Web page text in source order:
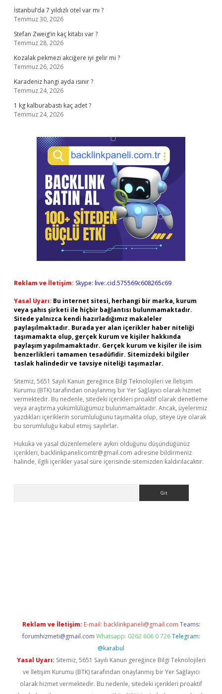
İstanbul’da 7 yıldızlı otel var mı ?
Temmuz 30, 2026
Stefan Zweig’in kaç kitabı var ?
Temmuz 28, 2026
Kozalak pekmezi akciğere iyi gelir mi ?
Temmuz 26, 2026
Karadeniz hangi ayda ısınır ?
Temmuz 24, 2026
1 kg kalburabastı kaç adet ?
Temmuz 24, 2026
Reklam ve İletişim: Skype: live:.cid.575569c608265c69
Yasal Uyarı: Bu internet sitesi, herhangi bir marka, kurum
veya şahıs şirketi ile hiçbir bağlantısı bulunmamaktadır.
Sitede yalnızca kendi hazırladığımız makaleler
paylaşılmaktadır. Burada yer alan içerikler haber niteliği
taşımamakta olup, gerçek kurum ve kişiler hakkında
paylaşım yapılmamaktadır. Gerçek kurum ve kişiler ile isim
benzerlikleri tamamen tesadüfidir. Sitemizdeki bilgiler
taslak halindedir ve tavsiye niteliği taşımazlar.
Sitemiz, 5651 Sayılı Kanun gereğince Bilgi Teknolojileri ve İletişim
Kurumu (BTK) tarafından onaylanmış bir Yer Sağlayıcı olarak hizmet
vermektedir. Bu nedenle, sitedeki içerikleri proaktif olarak denetleme
veya araştırma yükümlülüğümüz bulunmamaktadır. Ancak, üyelerimiz
yazdıkları içeriklerin sorumluluğunu taşımakta olup, siteye üye olarak
bu sorumluluğu kabul etmiş sayılırlar.
Hukuka ve yasal düzenlemelere aykırı olduğunu düşündüğünüz
içerikleri, backlinkpanelicomtr@gmail.com adresine bildirmeniz
halinde, ilgili içerikler yasal süre içerisinde sitemizden kaldırılacaktır.
Reklam ve İletişim: E-mail: backlinkpaneli@gmail.com Teams:
forumhizmeti@gmail.com Whatsapp: 0262 606 0 726 Telegram:
@karabul
Yasal Uyarı: Sitemiz, 5651 Sayılı Kanun gereğince Bilgi Teknolojileri
ve İletişim Kurumu (BTK) tarafından onaylanmış bir Yer Sağlayıcı
olarak hizmet vermektedir. Bu nedenle, sitedeki içerikleri proaktif